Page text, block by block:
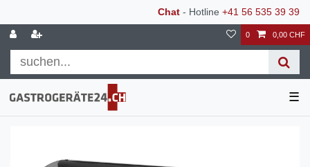
Chat - Hotline +41 56 535 39 39
0 0,00 CHF
☰